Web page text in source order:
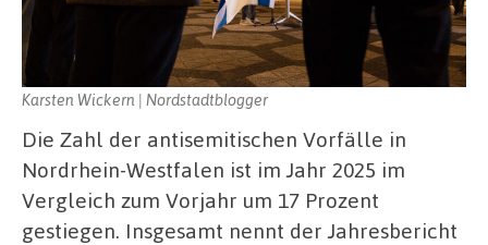
Karsten Wickern | Nordstadtblogger
Die Zahl der antisemitischen Vorfälle in
Nordrhein-Westfalen ist im Jahr 2025 im
Vergleich zum Vorjahr um 17 Prozent
gestiegen. Insgesamt nennt der Jahresbericht